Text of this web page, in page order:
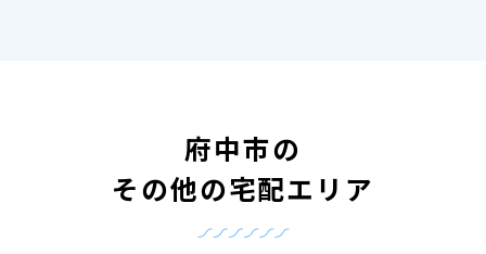
府中市の
その他の宅配エリア